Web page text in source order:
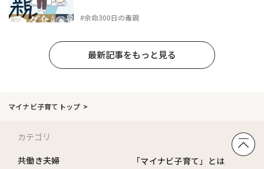
#余命300日の毒親
最新記事をもっと見る
マイナビ子育てトップ
カテゴリ
共働き夫婦
「マイナビ子育て」とは